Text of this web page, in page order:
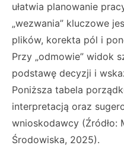
ułatwia planowanie
„wezwania” kluczowe
plików, korekta pól i
Przy „odmowie” widok
podstawę decyzji i
Poniższa tabela
interpretacją oraz
wnioskodawcy (Źródło:
Środowiska, 2025).